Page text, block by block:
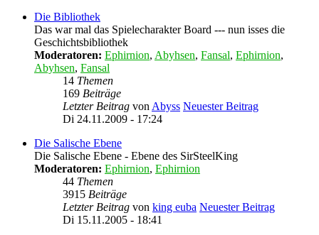
Die Bibliothek
Das war mal das Spielecharakter Board --- nun isses die
Geschichtsbibliothek
Moderatoren: Ephirnion, Abyhsen, Fansal, Ephirnion,
Abyhsen, Fansal
14 Themen
169 Beiträge
Letzter Beitrag von Abyss Neuester Beitrag
Di 24.11.2009 - 17:24
Die Salische Ebene
Die Salische Ebene - Ebene des SirSteelKing
Moderatoren: Ephirnion, Ephirnion
44 Themen
3915 Beiträge
Letzter Beitrag von king euba Neuester Beitrag
Di 15.11.2005 - 18:41